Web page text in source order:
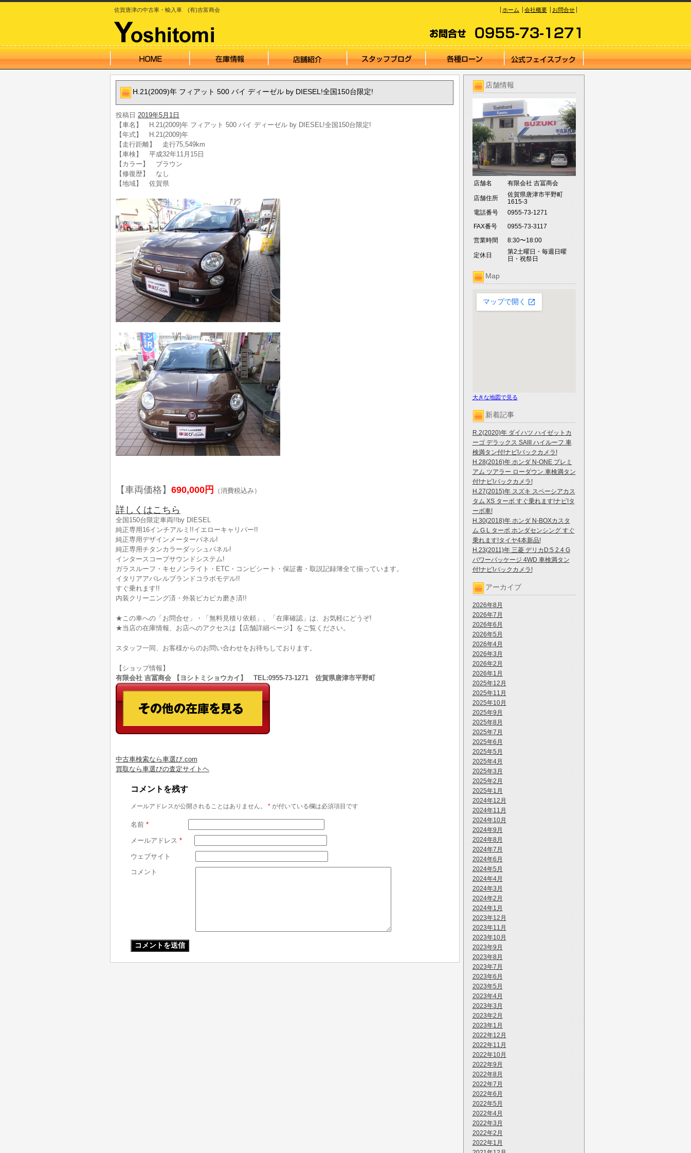
佐賀唐津の中古車・輸入車 (有)吉富商会 ホーム 会社概要 お問合せ
店舗情報
店舗名 有限会社 吉冨商会
店舗住所
佐賀県唐津市平野町
1615-3
電話番号
0955-73-1271
FAX番号
0955-73-3117
営業時間
8:30〜18:00
定休日
第2土曜日・毎週日曜
日・祝祭日
Map
大きな地図で見る
新着記事
R.2(2020)年 ダイハツ ハイゼットカ
ーゴ デラックス SAIII ハイルーフ 車
検満タン付!ナビ!バックカメラ!
H.28(2016)年 ホンダ N-ONE プレミ
アム ツアラー ローダウン 車検満タン
付!ナビ!バックカメラ!
H.27(2015)年 スズキ スペーシアカス
タム XS ターボ すぐ乗れます!ナビ!タ
ーボ車!
H.30(2018)年 ホンダ N-BOXカスタ
ム G L ターボ ホンダセンシング すぐ
乗れます!タイヤ4本新品!
H.23(2011)年 三菱 デリカD:5 2.4 G
パワーパッケージ 4WD 車検満タン
付!ナビ!バックカメラ!
アーカイブ
2026年8月
2026年7月
2026年6月
2026年5月
2026年4月
2026年3月
2026年2月
2026年1月
2025年12月
2025年11月
2025年10月
2025年9月
2025年8月
2025年7月
2025年6月
2025年5月
2025年4月
2025年3月
2025年2月
2025年1月
2024年12月
2024年11月
2024年10月
2024年9月
2024年8月
2024年7月
2024年6月
2024年5月
2024年4月
2024年3月
2024年2月
2024年1月
2023年12月
2023年11月
2023年10月
2023年9月
2023年8月
2023年7月
2023年6月
2023年5月
2023年4月
2023年3月
2023年2月
2023年1月
2022年12月
2022年11月
2022年10月
2022年9月
2022年8月
2022年7月
2022年6月
2022年5月
2022年4月
2022年3月
2022年2月
2022年1月
H.21(2009)年 フィアット 500 バイ ディーゼル by DIESEL!全国150台限定!
投稿日 2019年5月1日
【車名】 H.21(2009)年 フィアット 500 バイ ディーゼル by DIESEL!全国150台限定!
【年式】 H.21(2009)年
【走行距離】 走行75,549km
【車検】 平成32年11月15日
【カラー】 ブラウン
【修復歴】 なし
【地域】 佐賀県
【車両価格】 690,000円 （消費税込み）
詳しくはこちら
全国150台限定車両!!by DIESEL
純正専用16インチアルミ!!イエローキャリパー!!
純正専用デザインメーターパネル!
純正専用チタンカラーダッシュパネル!
インタースコープサウンドシステム!
ガラスルーフ・キセノンライト・ETC・コンビシート・保証書・取説記録簿全て揃っています。
イタリアアパレルブランドコラボモデル!!
すぐ乗れます!!
内装クリーニング済・外装ピカピカ磨き済!!
★この車への「お問合せ」・「無料見積り依頼」、「在庫確認」は、お気軽にどうぞ!
★当店の在庫情報、お店へのアクセスは【店舗詳細ページ】をご覧ください。
スタッフ一同、お客様からのお問い合わせをお待ちしております。
【ショップ情報】
有限会社 吉冨商会 【ヨシトミショウカイ】 TEL:0955-73-1271 佐賀県唐津市平野町
中古車検索なら車選び.com
買取なら車選びの査定サイトヘ
コメントを残す
メールアドレスが公開されることはありません。 * が付いている欄は必須項目です
名前 *
メールアドレス *
ウェブサイト
コメント